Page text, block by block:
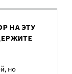
НА ЭТУ
но